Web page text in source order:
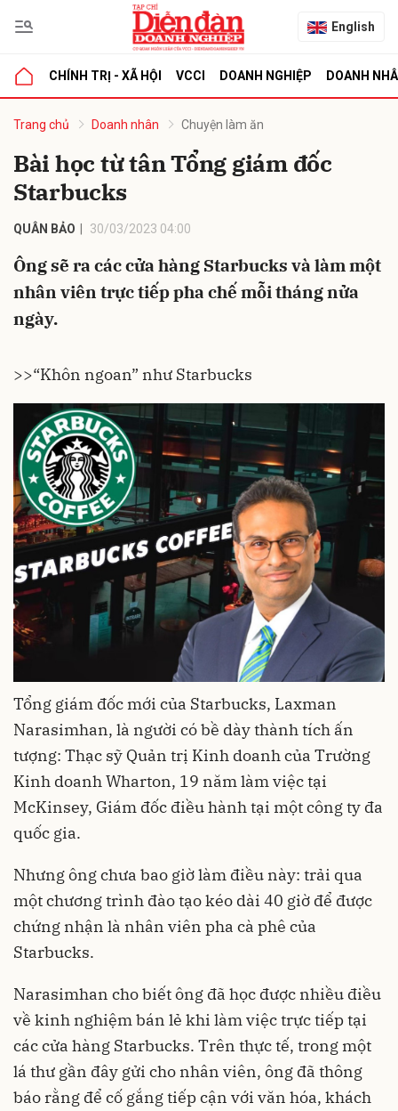
English
CHÍNH TRỊ - XÃ HỘI VCCI DOANH NGHIỆP DOANH
Trang chủ Doanh nhân Chuyện làm ăn
Bài học từ tân Tổng giám đốc
Starbucks
QUÂN BẢO 30/03/2023 04:00
Ông sẽ ra các cửa hàng Starbucks và làm một
nhân viên trực tiếp pha chế mỗi tháng nửa
ngày.
>>“Khôn ngoan” như Starbucks
Tổng giám đốc mới của Starbucks, Laxman
Narasimhan, là người có bề dày thành tích ấn
tượng: Thạc sỹ Quản trị Kinh doanh của Trường
Kinh doanh Wharton, 19 năm làm việc tại
McKinsey, Giám đốc điều hành tại một công ty đa
quốc gia.
Nhưng ông chưa bao giờ làm điều này: trải qua
một chương trình đào tạo kéo dài 40 giờ để được
chứng nhận là nhân viên pha cà phê của
Starbucks.
Narasimhan cho biết ông đã học được nhiều điều
về kinh nghiệm bán lẻ khi làm việc trực tiếp tại
các cửa hàng Starbucks. Trên thực tế, trong một
lá thư gần đây gửi cho nhân viên, ông đã thông
báo rằng để cố gắng tiếp cận với văn hóa, khách
luận
Hủy